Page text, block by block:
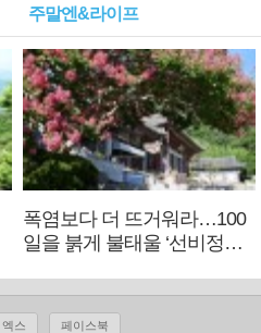
주말엔&라이프
폭염보다 더 뜨거워라…100
일을 붉게 불태울 ‘선비정신’
엑스 페이스북